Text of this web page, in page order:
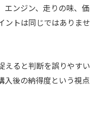
エンジン、走りの味、価
ントは同じではありませ
えると判断を誤りやすい
入後の納得度という視点